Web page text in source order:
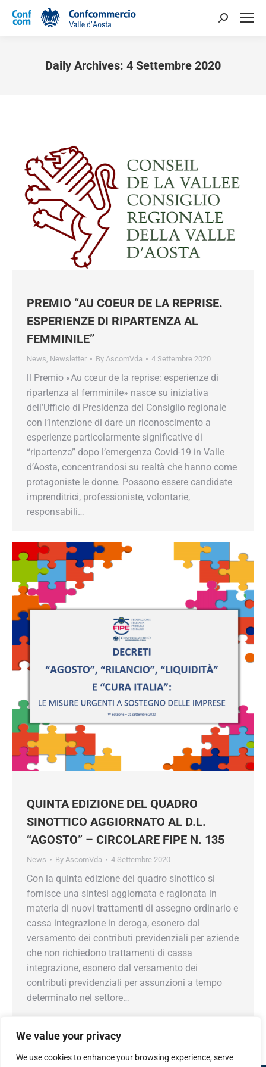
We value your privacy
We use cookies to enhance your browsing experience, serve
Daily Archives: 4 Settembre 2020
PREMIO “AU COEUR DE LA REPRISE.
ESPERIENZE DI RIPARTENZA AL
FEMMINILE”
News Newsletter By AscomVda 4 Settembre 2020
ll Premio «Au cœur de la reprise: esperienze di
ripartenza al femminile» nasce su iniziativa
dell’Ufficio di Presidenza del Consiglio regionale
con l’intenzione di dare un riconoscimento a
esperienze particolarmente significative di
“ripartenza” dopo l’emergenza Covid-19 in Valle
d’Aosta, concentrandosi su realtà che hanno come
protagoniste le donne. Possono essere candidate
imprenditrici, professioniste, volontarie,
responsabili…
QUINTA EDIZIONE DEL QUADRO
SINOTTICO AGGIORNATO AL D.L.
“AGOSTO” – CIRCOLARE FIPE N. 135
News By AscomVda 4 Settembre 2020
Con la quinta edizione del quadro sinottico si
fornisce una sintesi aggiornata e ragionata in
materia di nuovi trattamenti di assegno ordinario e
cassa integrazione in deroga, esonero dal
versamento dei contributi previdenziali per aziende
che non richiedono trattamenti di cassa
integrazione, esonero dal versamento dei
contributi previdenziali per assunzioni a tempo
determinato nel settore…